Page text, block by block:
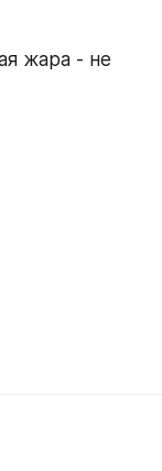
жара - не